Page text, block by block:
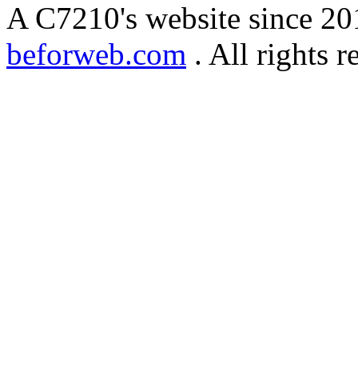
A C7210's website since
beforweb.com . All rights